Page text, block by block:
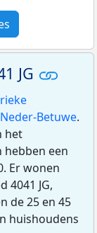
JG
Betuwe.
het
hebben een
Er wonen
4041 JG,
de 25 en 45
huishoudens